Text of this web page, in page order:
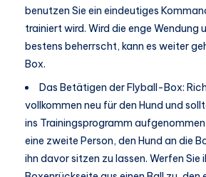
benutzen Sie ein eindeutiges
trainiert wird. Wird die enge Wendung
bestens beherrscht, kann es weiter
Box.
Das Betätigen der Flyball-Box:
vollkommen neu für den Hund und
ins Trainingsprogramm
eine zweite Person, den Hund an die
ihn davor sitzen zu lassen. Werfen Sie